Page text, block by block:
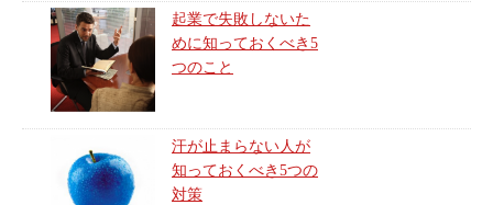
起業で失敗しないた
めに知っておくべき5
つのこと
汗が止まらない人が
知っておくべき5つの
対策